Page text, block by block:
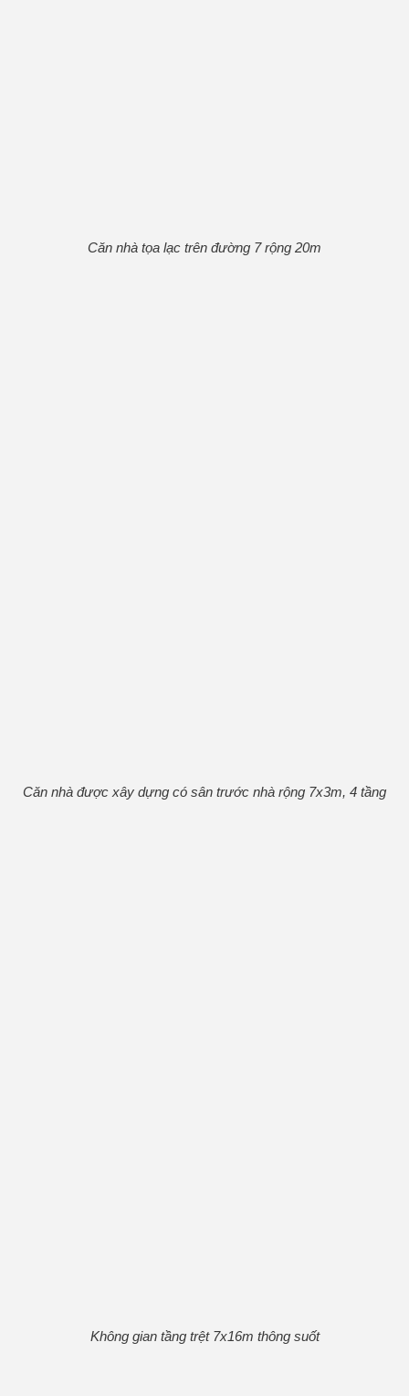
Căn nhà tọa lạc trên đường 7 rộng 20m
Căn nhà được xây dựng có sân trước nhà rộng 7x3m, 4 tầng
Không gian tầng trệt 7x16m thông suốt